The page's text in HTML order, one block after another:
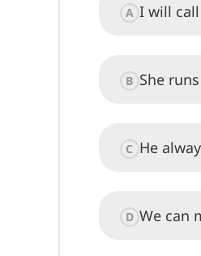
A I will
B She
C He
D We can